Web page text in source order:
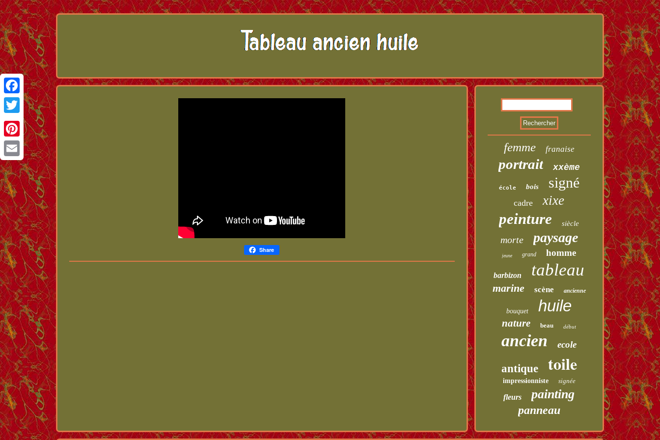
Facebook
Twitter
Pinterest
Email
Share
femme franaise
portrait xxème
école bois signé
cadre xixe
peinture siècle
morte paysage
jeune grand homme
barbizon tableau
marine scène ancienne
bouquet huile
nature beau début
ancien ecole
antique toile
impressionniste signée
fleurs painting
panneau